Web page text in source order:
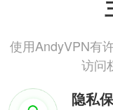
使用AndyVPN有
访问
隐私